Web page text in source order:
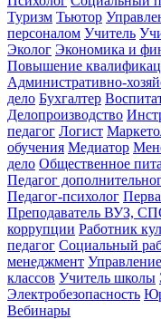
Туризм Тьютор
персоналом Учитель
Эколог Экономика и
Повышение
Административно-
дело Бухгалтер
Делопроизводство
педагог Логист
обучения Медиатор
дело Общественное
Педагог
Педагог-психолог
Преподаватель ВУЗ,
коррупции Работник
педагог Социальный
менеджмент
классов Учитель школы
Электробезопасность
Вебинары